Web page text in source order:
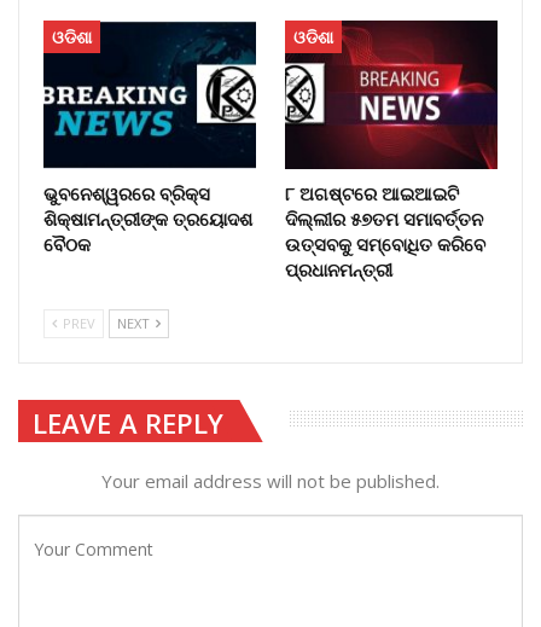
ଓଡିଶା
ଭୁବନେଶ୍ୱରରେ ବ୍ରିକ୍ସ
ଶିକ୍ଷାମନ୍ତ୍ରୀଙ୍କ ତ୍ରୟୋଦଶ
ବୈଠକ
ଓଡିଶା
୮ ଅଗଷ୍ଟରେ ଆଇଆଇଟି
ଦିଲ୍ଲୀର ୫୭ତମ ସମାବର୍ତ୍ତନ
ଉତ୍ସବକୁ ସମ୍ବୋଧିତ କରିବେ
ପ୍ରଧାନମନ୍ତ୍ରୀ
PREV NEXT
LEAVE A REPLY
Your email address will not be published.